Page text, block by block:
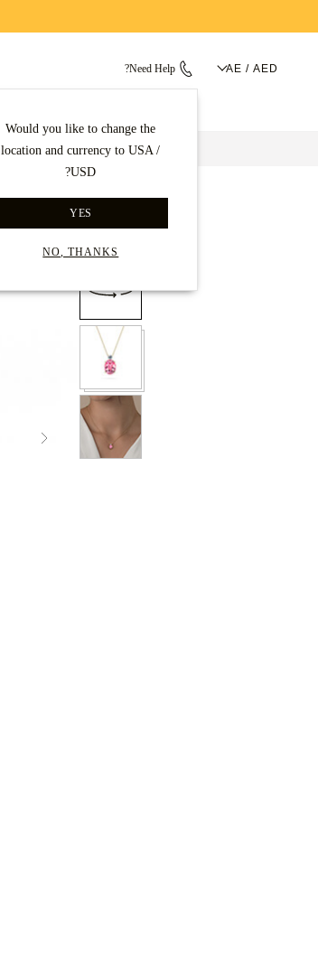
AE / AED
Need Help?
Would you like to change the
location and currency to USA /
USD?
YES
NO, THANKS
Back to gallery